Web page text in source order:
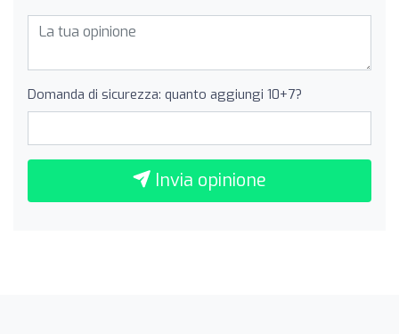
Domanda di sicurezza: quanto aggiungi 10+7?
Invia opinione